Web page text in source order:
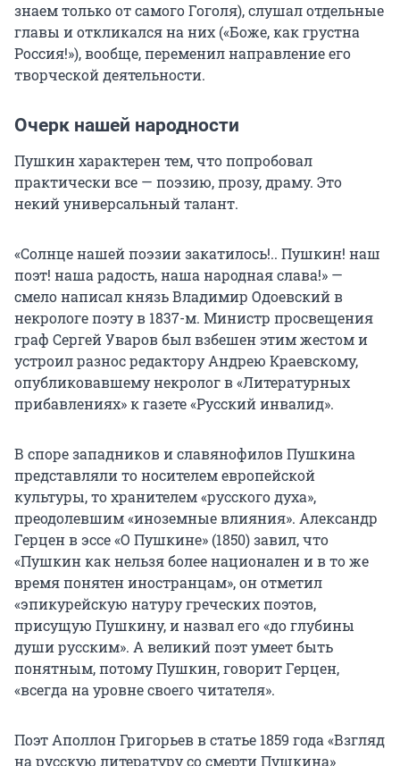
знаем только от самого Гоголя), слушал отдельные
главы и откликался на них («Боже, как грустна
Россия!»), вообще, переменил направление его
творческой деятельности.
Очерк нашей народности
Пушкин характерен тем, что попробовал
практически все — поэзию, прозу, драму. Это
некий универсальный талант.
«Солнце нашей поэзии закатилось!.. Пушкин! наш
поэт! наша радость, наша народная слава!» —
смело написал князь Владимир Одоевский в
некрологе поэту в 1837-м. Министр просвещения
граф Сергей Уваров был взбешен этим жестом и
устроил разнос редактору Андрею Краевскому,
опубликовавшему некролог в «Литературных
прибавлениях» к газете «Русский инвалид».
В споре западников и славянофилов Пушкина
представляли то носителем европейской
культуры, то хранителем «русского духа»,
преодолевшим «иноземные влияния». Александр
Герцен в эссе «О Пушкине» (1850) завил, что
«Пушкин как нельзя более национален и в то же
время понятен иностранцам», он отметил
«эпикурейскую натуру греческих поэтов,
присущую Пушкину, и назвал его «до глубины
души русским». А великий поэт умеет быть
понятным, потому Пушкин, говорит Герцен,
«всегда на уровне своего читателя».
Поэт Аполлон Григорьев в статье 1859 года «Взгляд
на русскую литературу со смерти Пушкина»